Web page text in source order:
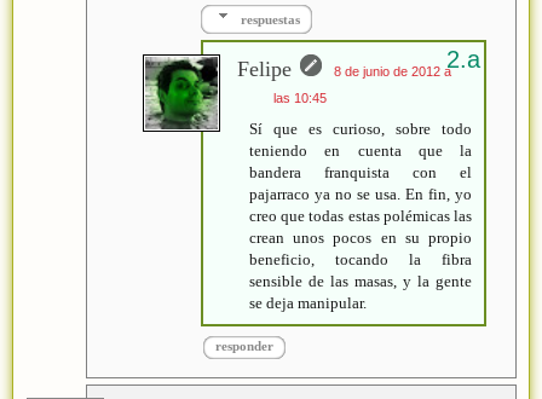
respuestas
Felipe
8 de junio de 2012 a
las 10:45
Sí que es curioso, sobre todo
teniendo en cuenta que la
bandera franquista con el
pajarraco ya no se usa. En fin, yo
creo que todas estas polémicas las
crean unos pocos en su propio
beneficio, tocando la fibra
sensible de las masas, y la gente
se deja manipular.
responder